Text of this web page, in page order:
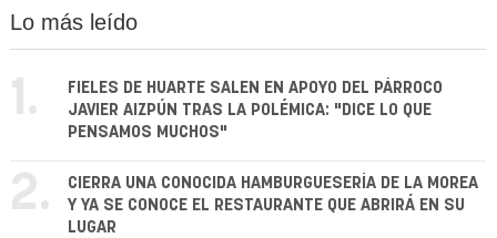
Lo más leído
1.
FIELES DE HUARTE SALEN EN APOYO DEL PÁRROCO
JAVIER AIZPÚN TRAS LA POLÉMICA: "DICE LO QUE
PENSAMOS MUCHOS"
2.
CIERRA UNA CONOCIDA HAMBURGUESERÍA DE LA MOREA
Y YA SE CONOCE EL RESTAURANTE QUE ABRIRÁ EN SU
LUGAR